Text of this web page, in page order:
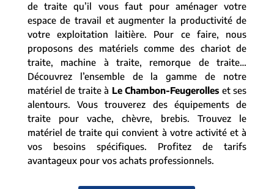
de traite qu’il vous faut pour aménager votre
espace de travail et augmenter la productivité de
votre exploitation laitière. Pour ce faire, nous
proposons des matériels comme des chariot de
traite, machine à traite, remorque de traite…
Découvrez l’ensemble de la gamme de notre
matériel de traite à Le Chambon-Feugerolles et ses
alentours. Vous trouverez des équipements de
traite pour vache, chèvre, brebis. Trouvez le
matériel de traite qui convient à votre activité et à
vos besoins spécifiques. Profitez de tarifs
avantageux pour vos achats professionnels.